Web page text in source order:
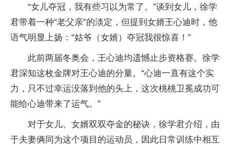
“女儿夺冠，我有些习以为常了。”谈到女儿，徐学
君带着一种“老父亲”的淡定，但提到女婿王心迪时，他
语气明显上扬：“姑爷（女婿）夺冠我很惊喜！”
此前两届冬奥会，王心迪均遗憾止步资格赛。徐学
君深知这枚金牌对王心迪的分量。“心迪一直有这个实
力，只不过幸运没落到他的头上，这次桃桃卫冕成功可
能给心迪带来了运气。”
对于女儿、女婿双双夺金的秘诀，徐学君介绍，由
于夫妻俩同为这个项目的运动员，因此日常训练中相互